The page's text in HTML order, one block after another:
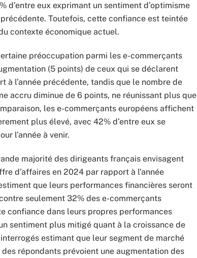
d’entre eux exprimant un sentiment d’optimisme
Toutefois, cette confiance est teintée
contexte économique actuel.
préoccupation parmi les e-commerçants
(5 points) de ceux qui se déclarent
à l’année précédente, tandis que le nombre de
accru diminue de 6 points, ne réunissant plus que
les e-commerçants européens affichent
plus élevé, avec 42% d’entre eux se
l’année à venir.
majorité des dirigeants français envisagent
d’affaires en 2024 par rapport à l’année
que leurs performances financières seront
seulement 32% des e-commerçants
confiance dans leurs propres performances
sentiment plus mitigé quant à la croissance de
estimant que leur segment de marché
répondants prévoient une augmentation des